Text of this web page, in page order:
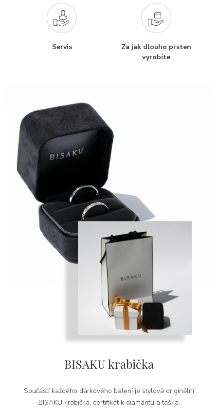
Servis
Za jak dlouho prsten
vyrobíte
BISAKU krabička
Součástí každého dárkového balení je stylová originální
BISAKU krabička, certifikát k diamantu a taška.